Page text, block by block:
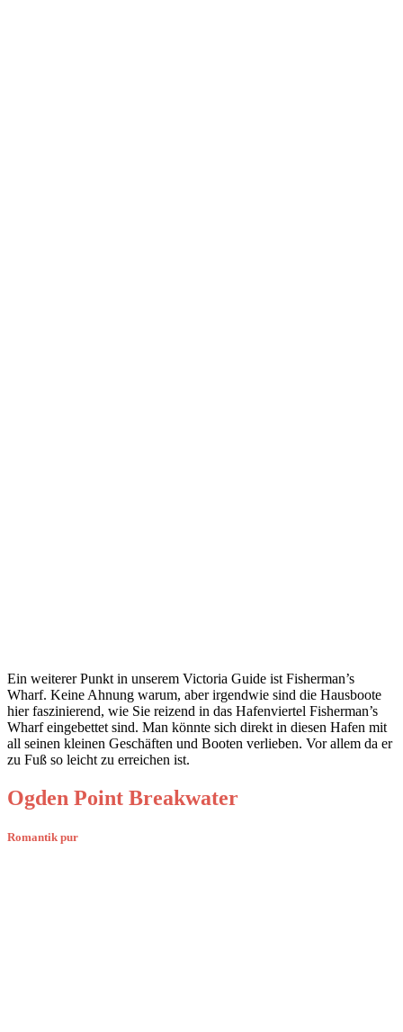
Ein weiterer Punkt in unserem Victoria Guide ist Fisherman’s
Wharf. Keine Ahnung warum, aber irgendwie sind die Hausboote
hier faszinierend, wie Sie reizend in das Hafenviertel Fisherman’s
Wharf eingebettet sind. Man könnte sich direkt in diesen Hafen mit
all seinen kleinen Geschäften und Booten verlieben. Vor allem da er
zu Fuß so leicht zu erreichen ist.
Ogden Point Breakwater
Romantik pur